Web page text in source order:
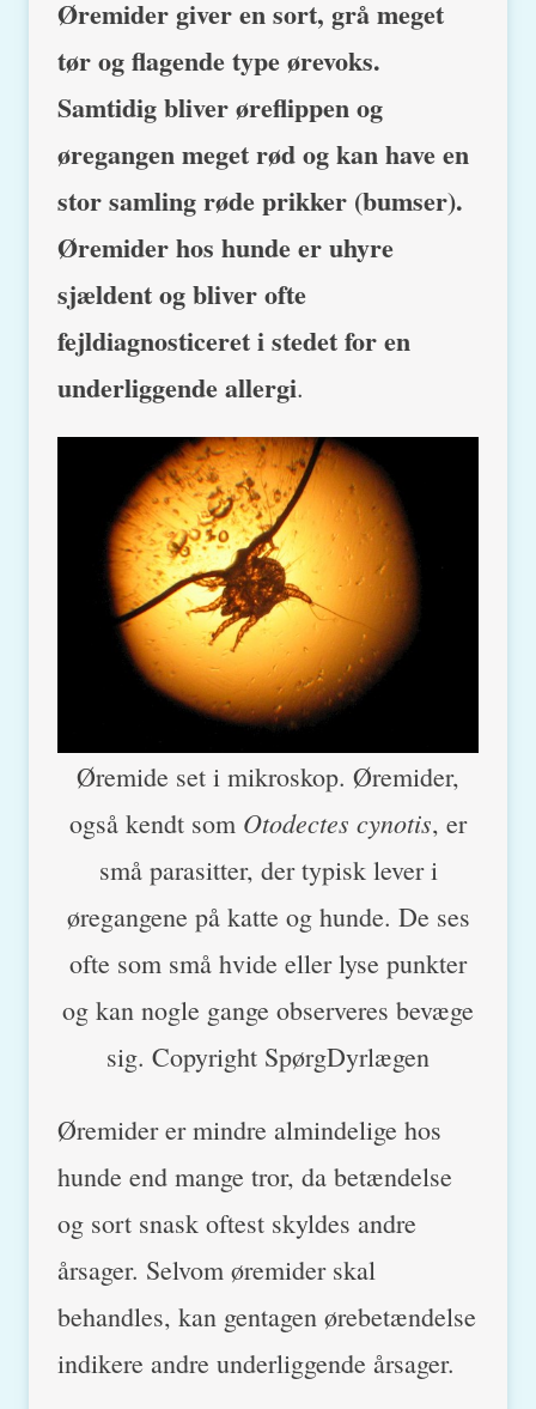
Øremider giver en sort, grå meget
tør og flagende type ørevoks.
Samtidig bliver øreflippen og
øregangen meget rød og kan have en
stor samling røde prikker (bumser).
Øremider hos hunde er uhyre
sjældent og bliver ofte
fejldiagnosticeret i stedet for en
underliggende allergi.
Øremide set i mikroskop. Øremider,
også kendt som Otodectes cynotis, er
små parasitter, der typisk lever i
øregangene på katte og hunde. De ses
ofte som små hvide eller lyse punkter
og kan nogle gange observeres bevæge
sig. Copyright SpørgDyrlægen
Øremider er mindre almindelige hos
hunde end mange tror, da betændelse
og sort snask oftest skyldes andre
årsager. Selvom øremider skal
behandles, kan gentagen ørebetændelse
indikere andre underliggende årsager.